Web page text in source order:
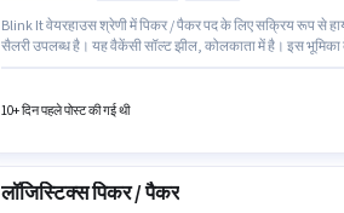
Blink It वेयरहाउस श्रेणी में पिकर / पैकर पद के लिए सक्रिय रूप से
सैलरी उपलब्ध है। यह वैकेंसी सॉल्ट झील, कोलकाता में है। इस भूमिका के
10+ दिन पहले पोस्ट की गई थी
लॉजिस्टिक्स पिकर / पैकर